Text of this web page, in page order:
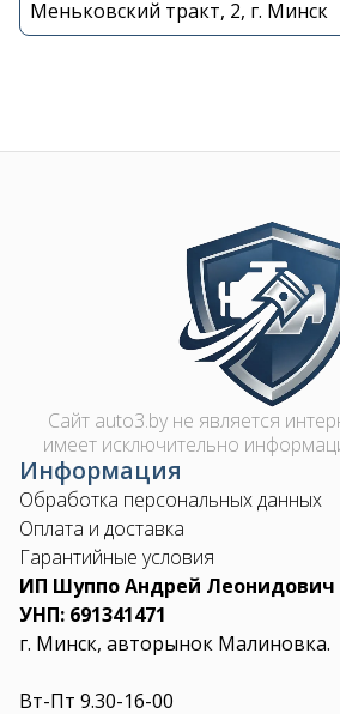
Меньковский тракт, 2, г. Минск
Image
Сайт auto3.by не является
имеет исключительно
Информация
Обработка персональных данных
Оплата и доставка
Гарантийные условия
ИП Шуппо Андрей Леонидович
УНП: 691341471
г. Минск, авторынок Малиновка.
Вт-Пт 9.30-16-00